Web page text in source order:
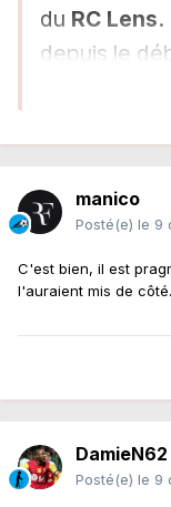
du RC Lens.
depuis le
officielle, a
Entraîneur
compter sur
Maintenant,
octobre et
manico
Posté(e) le 9
C'est bien, il est
l'auraient mis de côté.
DamieN62
Posté(e) le 9